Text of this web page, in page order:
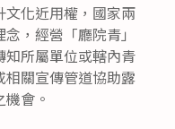
文化近用權，國家兩
，經營「廳院青」
知所屬單位或轄內青
關宣傳管道協助露
會。